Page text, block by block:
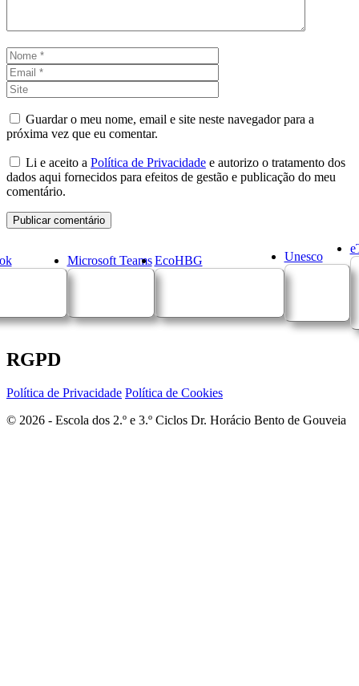
Nome
Guardar o meu nome, email e site neste navegador para a
próxima vez que eu comentar.
Li e aceito a Política de Privacidade e autorizo o tratamento dos
dados aqui fornecidos para efeitos de gestão e publicação do meu
comentário.
Microsoft Teams EcoHBG Unesco
RGPD
Política de Privacidade Política de Cookies
© 2026 - Escola dos 2.º e 3.º Ciclos Dr. Horácio Bento de Gouveia